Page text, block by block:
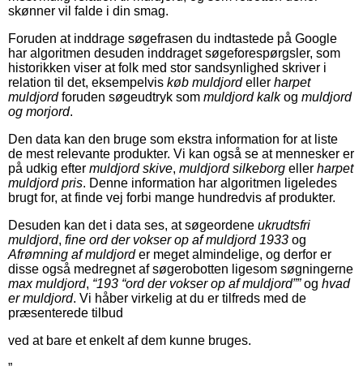
skønner vil falde i din smag.
Foruden at inddrage søgefrasen du indtastede på Google
har algoritmen desuden inddraget søgeforespørgsler, som
historikken viser at folk med stor sandsynlighed skriver i
relation til det, eksempelvis køb muldjordeller harpet
muldjordforuden søgeudtryk som muldjord kalkog muldjord
og morjord.
Den data kan den bruge som ekstra information for at liste
de mest relevante produkter. Vi kan også se at mennesker er
på udkig efter muldjord skive, muldjord silkeborg eller harpet
muldjord pris. Denne information har algoritmen ligeledes
brugt for, at finde vej forbi mange hundredvis af produkter.
Desuden kan det i data ses, at søgeordene ukrudtsfri
muldjord, fine ord der vokser op af muldjord 1933 og
Afrømning af muldjorder meget almindelige, og derfor er
disse også medregnet af søgerobotten ligesom søgningerne
max muldjord, “193 “ord der vokser op af muldjord””og hvad
er muldjord. Vi håber virkelig at du er tilfreds med de
præsenterede tilbud
ved at bare et enkelt af dem kunne bruges.
”